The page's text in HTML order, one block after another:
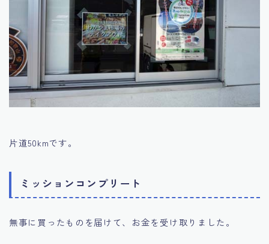
片道50kmです。
ミッションコンプリート
無事に買ったものを届けて、お金を受け取りました。